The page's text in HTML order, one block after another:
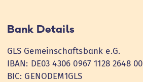
Bank Details
GLS Gemeinschaftsbank e.G.
IBAN: DE03 4306 0967 1128 2648 00
BIC: GENODEM1GLS